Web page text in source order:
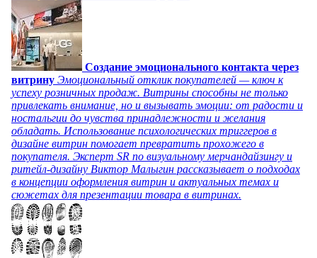
Создание эмоционального контакта через
витрину Эмоциональный отклик покупателей — ключ к
успеху розничных продаж. Витрины способны не только
привлекать внимание, но и вызывать эмоции: от радости и
ностальгии до чувства принадлежности и желания
обладать. Использование психологических триггеров в
дизайне витрин помогает превратить прохожего в
покупателя. Эксперт SR по визуальному мерчандайзингу и
ритейл-дизайну Виктор Малыгин рассказывает о подходах
в концепции оформления витрин и актуальных темах и
сюжетах для презентации товара в витринах.